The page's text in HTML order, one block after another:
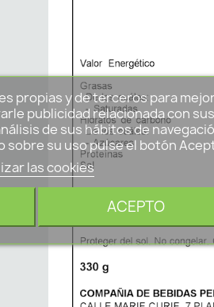
propias y de terceros para
publicidad relacionada con sus
de sus hábitos de
sobre su uso pulse el botón
las cookies
ACEPTO